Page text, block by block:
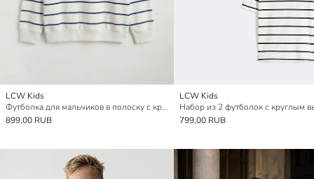
LCW Kids
Футболка для мальчиков в полоску с круглым вырезом
899,00 RUB
LCW Kids
799,00 RUB